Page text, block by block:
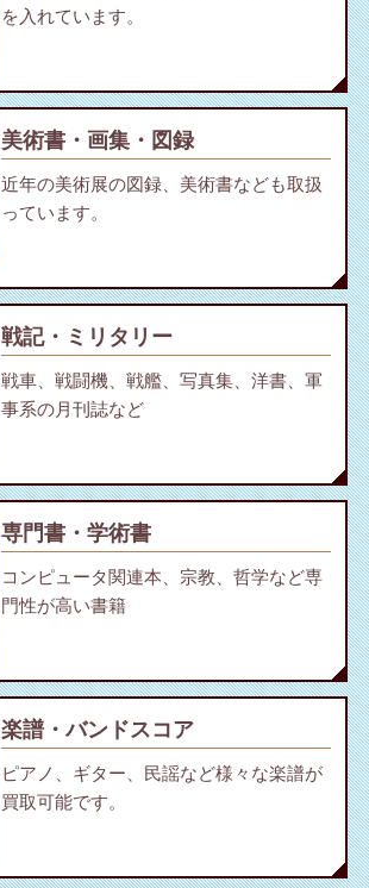
を入れています。
美術書・画集・図録
近年の美術展の図録、美術書なども取扱
っています。
戦記・ミリタリー
戦車、戦闘機、戦艦、写真集、洋書、軍
事系の月刊誌など
専門書・学術書
コンピュータ関連本、宗教、哲学など専
門性が高い書籍
楽譜・バンドスコア
ピアノ、ギター、民謡など様々な楽譜が
買取可能です。